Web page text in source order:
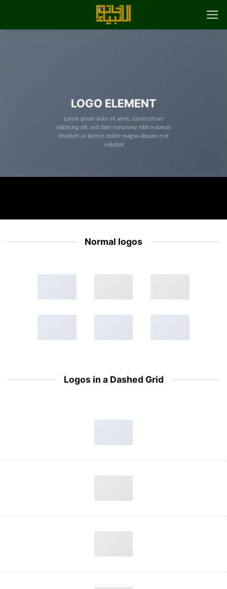
LOGO ELEMENT
Lorem ipsum dolor sit amet, consectetuer
adipiscing elit, sed diam nonummy nibh euismod
tincidunt ut laoreet dolore magna aliquam erat
volutpat.
Normal logos
Logos in a Dashed Grid